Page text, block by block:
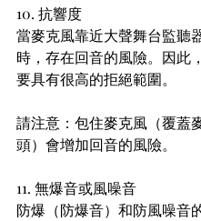
10. 抗響度
當麥克風靠近大聲舞台監聽
時，存在回音的風險。因此
要具有很高的拒絕範圍。
請注意：包住麥克風（覆蓋
頭）會增加回音的風險。
11. 無爆音或風噪音
防爆（防爆音）和防風噪音